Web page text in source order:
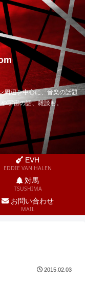
周辺を中心に、音楽の話題
宇宙の話、雑談も。
EVH
EDDIE VAN HALEN
対馬
TSUSHIMA
お問い合わせ
MAIL
2015.02.03